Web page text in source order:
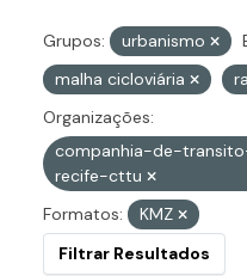
Grupos: urbanismo
malha cicloviária
Organizações:
companhia-de-
recife-cttu
Formatos:
KMZ
Filtrar Resultados